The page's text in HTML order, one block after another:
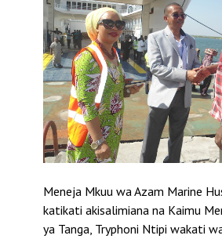
Meneja Mkuu wa Azam Marine
katikati akisalimiana na Kaimu
ya Tanga, Tryphoni Ntipi wakati